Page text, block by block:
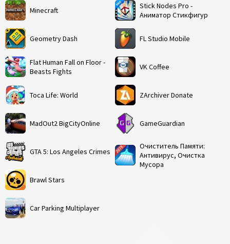
Minecraft
Geometry Dash
Flat Human Fall on Floor -
Beasts Fights
Toca Life: World
MadOut2 BigCityOnline
GTA 5: Los Angeles Crimes
Brawl Stars
Car Parking Multiplayer
Stick Nodes Pro -
Аниматор Стикфигур
FL Studio Mobile
VK Coffee
ZArchiver Donate
GameGuardian
Очиститель Памяти:
Антивирус, Очистка
Мусора